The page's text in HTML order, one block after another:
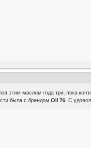
этим маслом года три, пока
была с брендомOil 76 . С